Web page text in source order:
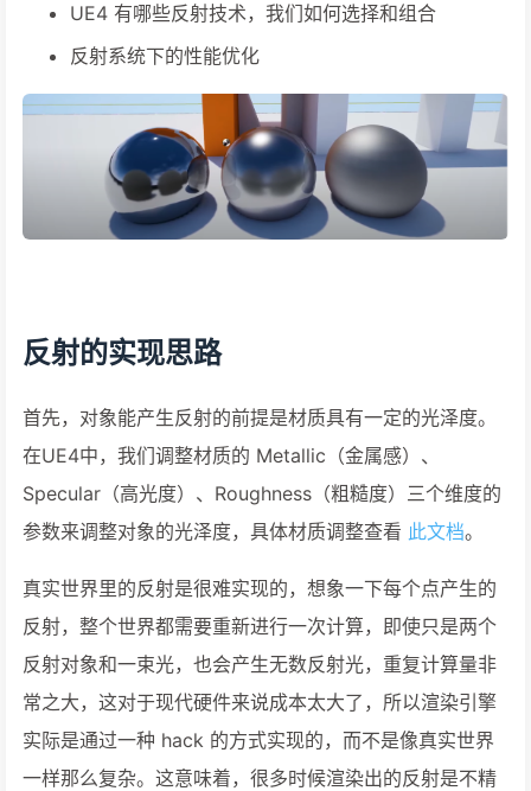
UE4 有哪些反射技术，我们如何选择和组合
反射系统下的性能优化
反射的实现思路
首先，对象能产生反射的前提是材质具有一定的光泽度。
在UE4中，我们调整材质的 Metallic（金属感）、
Specular（高光度）、Roughness（粗糙度）三个维度的
参数来调整对象的光泽度，具体材质调整查看 此文档。
真实世界里的反射是很难实现的，想象一下每个点产生的
反射，整个世界都需要重新进行一次计算，即使只是两个
反射对象和一束光，也会产生无数反射光，重复计算量非
常之大，这对于现代硬件来说成本太大了，所以渲染引擎
实际是通过一种 hack 的方式实现的，而不是像真实世界
一样那么复杂。这意味着，很多时候渲染出的反射是不精